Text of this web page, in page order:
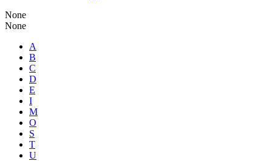
None
None
A
B
C
D
E
I
M
O
S
T
U